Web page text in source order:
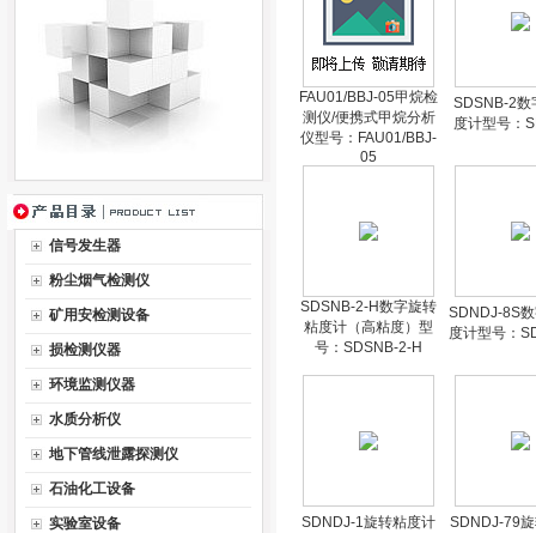
信号发生器
粉尘烟气检测仪
矿用安检测设备
损检测仪器
环境监测仪器
水质分析仪
地下管线泄露探测仪
石油化工设备
实验室设备
FAU01/BBJ-05甲烷检
测仪/便携式甲烷分析
仪型号：FAU01/BBJ-
05
SDSNB-2数
度计型号：
SDSNB-2-H数字旋转
粘度计（高粘度）型
号：SDSNB-2-H
SDNDJ-8S
度计型号：
SDNDJ-1旋转粘度计
SDNDJ-79